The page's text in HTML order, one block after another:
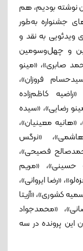
نوشته بودیم، هم
جشنواره به‌طور
به نقد و
و چهل‌وسومین
صابری»، «مینو
فروزان»،
کاظم‌زاده
رضایی»، «سیده
معینیان»،
«نرگس
فصیحی»،
حسینی»، «مریم
«رضا ایروانی»،
کشوری»، «آزیتا
«محمدجواد
این پرونده در سه